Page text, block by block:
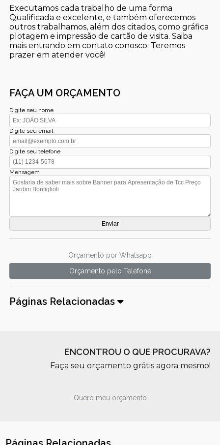
Executamos cada trabalho de uma forma
Qualificada e excelente, e também oferecemos
outros trabalhamos, além dos citados, como gráfica
plotagem e impressão de cartão de visita. Saiba
mais entrando em contato conosco. Teremos
prazer em atender você!
FAÇA UM ORÇAMENTO
Digite seu nome
Digite seu email
Digite seu telefone
Mensagem
Orçamento por Whatsapp
Orçamento pelo Telefone
Páginas Relacionadas
ENCONTROU O QUE PROCURAVA?
Faça seu orçamento grátis agora mesmo!
Quero meu orçamento